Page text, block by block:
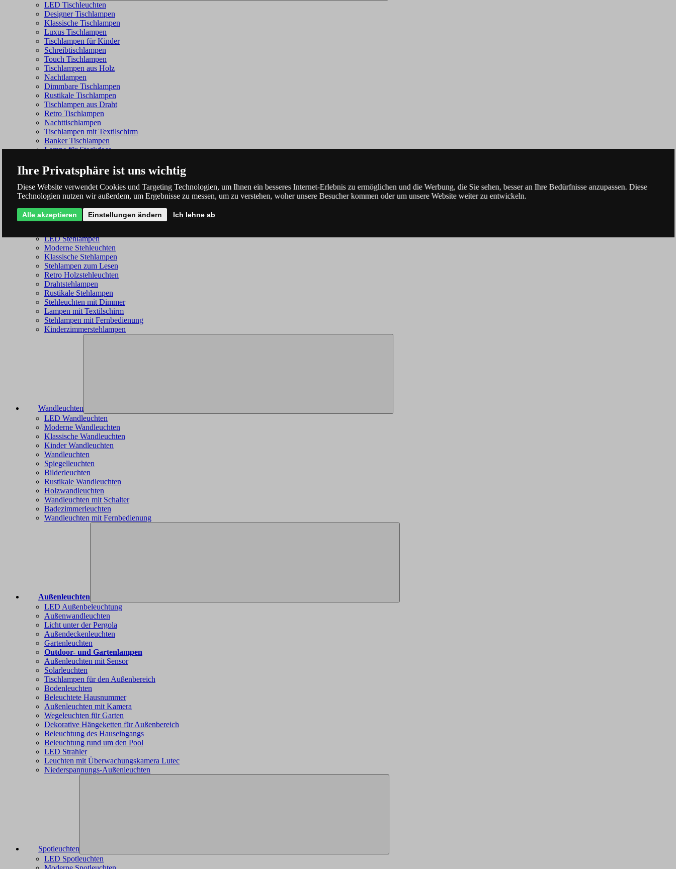
LED Tischleuchten
Designer Tischlampen
Klassische Tischlampen
Luxus Tischlampen
Tischlampen für Kinder
Schreibtischlampen
Touch Tischlampen
Tischlampen aus Holz
Nachtlampen
Dimmbare Tischlampen
Rustikale Tischlampen
Tischlampen aus Draht
Retro Tischlampen
Nachttischlampen
Tischlampen mit Textilschirm
Banker Tischlampen
Lampe für Steckdose
LED Stehlampen
Moderne Stehleuchten
Klassische Stehlampen
Stehlampen zum Lesen
Retro Holzstehleuchten
Drahtstehlampen
Rustikale Stehlampen
Stehleuchten mit Dimmer
Lampen mit Textilschirm
Stehlampen mit Fernbedienung
Kinderzimmerstehlampen
Wandleuchten
LED Wandleuchten
Moderne Wandleuchten
Klassische Wandleuchten
Kinder Wandleuchten
Wandleuchten
Spiegelleuchten
Bilderleuchten
Rustikale Wandleuchten
Holzwandleuchten
Wandleuchten mit Schalter
Badezimmerleuchten
Wandleuchten mit Fernbedienung
Außenleuchten
LED Außenbeleuchtung
Außenwandleuchten
Licht unter der Pergola
Außendeckenleuchten
Gartenleuchten
Outdoor- und Gartenlampen
Außenleuchten mit Sensor
Solarleuchten
Tischlampen für den Außenbereich
Bodenleuchten
Beleuchtete Hausnummer
Außenleuchten mit Kamera
Wegeleuchten für Garten
Dekorative Hängeketten für Außenbereich
Beleuchtung des Hauseingangs
Beleuchtung rund um den Pool
LED Strahler
Leuchten mit Überwachungskamera Lutec
Niederspannungs-Außenleuchten
Spotleuchten
LED Spotleuchten
Ihre Privatsphäre ist uns wichtig
Diese Website verwendet Cookies und Targeting Technologien, um Ihnen ein besseres Internet-Erlebnis zu ermöglichen und die Werbung, die Sie sehen, besser an Ihre Bedürfnisse anzupassen. Diese
Technologien nutzen wir außerdem, um Ergebnisse zu messen, um zu verstehen, woher unsere Besucher kommen oder um unsere Website weiter zu entwickeln.
Alle akzeptieren Einstellungen ändern Ich lehne ab